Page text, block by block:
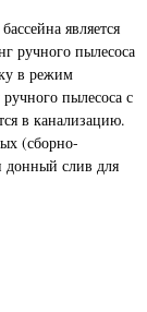
является
ручного пылесоса
в режим
пылесоса с
в канализацию.
(сборно-
донный слив для